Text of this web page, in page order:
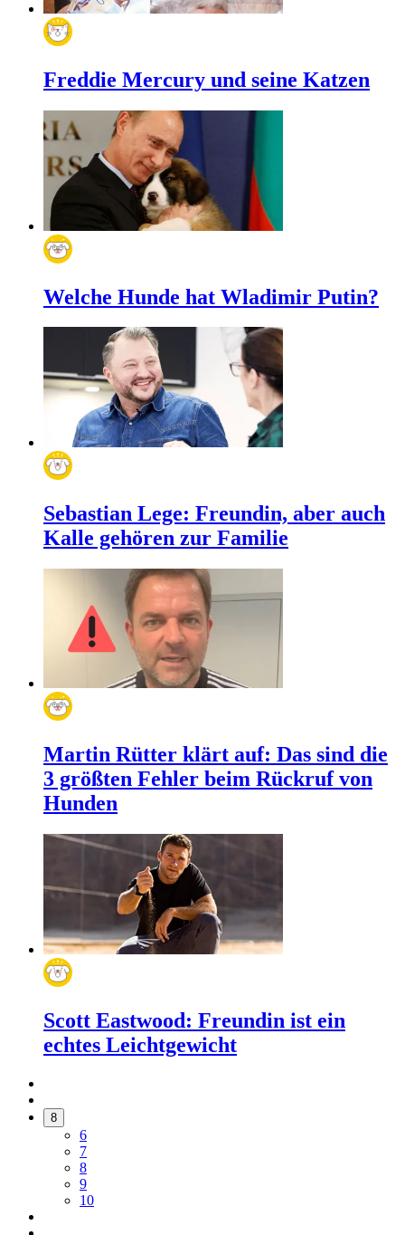
Freddie Mercury und seine Katzen
Welche Hunde hat Wladimir Putin?
Sebastian Lege: Freundin, aber auch
Kalle gehören zur Familie
Martin Rütter klärt auf: Das sind die
3 größten Fehler beim Rückruf von
Hunden
Scott Eastwood: Freundin ist ein
echtes Leichtgewicht
8
6
7
8
9
10